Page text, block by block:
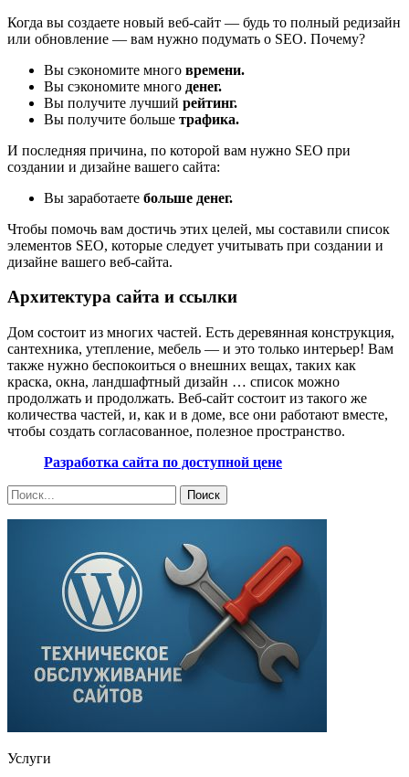
Когда вы создаете новый веб-сайт — будь то полный редизайн
или обновление — вам нужно подумать о SEO. Почему?
Вы сэкономите много времени.
Вы сэкономите много денег.
Вы получите лучший рейтинг.
Вы получите больше трафика.
И последняя причина, по которой вам нужно SEO при
создании и дизайне вашего сайта:
Вы заработаете больше денег.
Чтобы помочь вам достичь этих целей, мы составили список
элементов SEO, которые следует учитывать при создании и
дизайне вашего веб-сайта.
Архитектура сайта и ссылки
Дом состоит из многих частей. Есть деревянная конструкция,
сантехника, утепление, мебель — и это только интерьер! Вам
также нужно беспокоиться о внешних вещах, таких как
краска, окна, ландшафтный дизайн … список можно
продолжать и продолжать. Веб-сайт состоит из такого же
количества частей, и, как и в доме, все они работают вместе,
чтобы создать согласованное, полезное пространство.
Разработка сайта по доступной цене
Услуги